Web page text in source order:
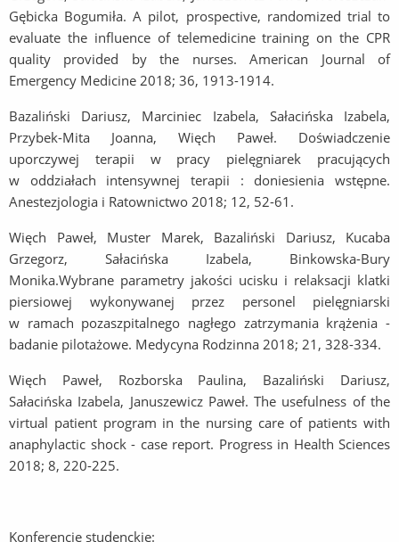
Gębicka Bogumiła. A pilot, prospective, randomized trial to
evaluate the influence of telemedicine training on the CPR
quality provided by the nurses. American Journal of
Emergency Medicine 2018; 36, 1913-1914.
Bazaliński Dariusz, Marciniec Izabela, Sałacińska Izabela,
Przybek-Mita Joanna, Więch Paweł. Doświadczenie
uporczywej terapii w pracy pielęgniarek pracujących
w oddziałach intensywnej terapii : doniesienia wstępne.
Anestezjologia i Ratownictwo 2018; 12, 52-61.
Więch Paweł, Muster Marek, Bazaliński Dariusz, Kucaba
Grzegorz, Sałacińska Izabela, Binkowska-Bury
Monika.Wybrane parametry jakości ucisku i relaksacji klatki
piersiowej wykonywanej przez personel pielęgniarski
w ramach pozaszpitalnego nagłego zatrzymania krążenia -
badanie pilotażowe. Medycyna Rodzinna 2018; 21, 328-334.
Więch Paweł, Rozborska Paulina, Bazaliński Dariusz,
Sałacińska Izabela, Januszewicz Paweł. The usefulness of the
virtual patient program in the nursing care of patients with
anaphylactic shock - case report. Progress in Health Sciences
2018; 8, 220-225.
Konferencje studenckie: